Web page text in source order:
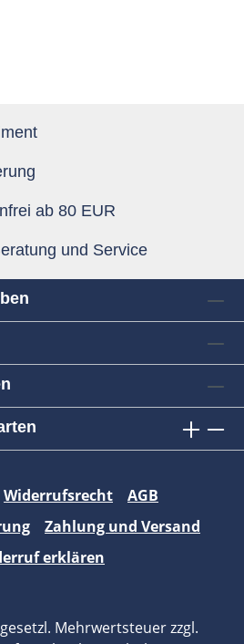
ab 80 EUR
und Service
Widerrufsrecht
AGB
Zahlung und Versand
erklären
Mehrwertsteuer zzgl.